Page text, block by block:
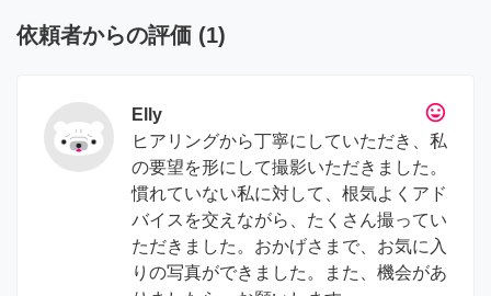
依頼者からの評価 (1)
tag_faces
Elly
ヒアリングから丁寧にしていただき、私
の要望を形にして撮影いただきました。
慣れていない私に対して、根気よくアド
バイスを交えながら、たくさん撮ってい
ただきました。おかげさまで、お気に入
りの写真ができました。また、機会があ